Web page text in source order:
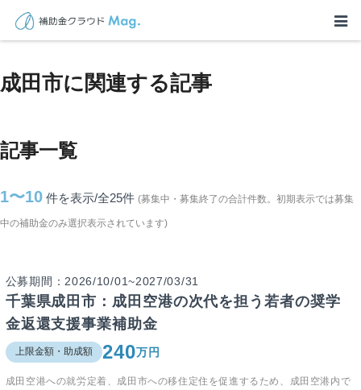
TOP > 補助金・助成金詳細>千葉県
成田市に関連する記事
記事一覧
1〜10 件を表示/全25件 (募集中・募集終了の合計件数。初期表示では募集
中の補助金のみ選択表示されています)
公募期間：2026/10/01~2027/03/31
千葉県成田市：成田空港の次代を担う若者の奨学
金返還支援事業補助金
上限金額・助成額 240万円
成田空港への就労定着、成田市への移住定住を促進するため、成田空港内で